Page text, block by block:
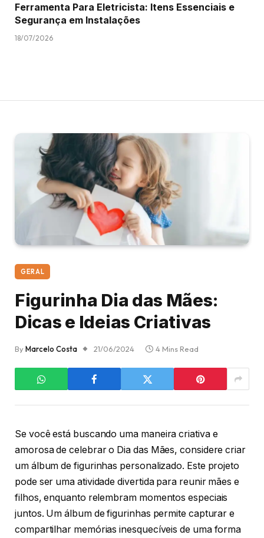
Ferramenta Para Eletricista: Itens Essenciais e
Segurança em Instalações
18/07/2026
GERAL
Figurinha Dia das Mães:
Dicas e Ideias Criativas
ByMarcelo Costa 21/06/2024 4 Mins Read
Se você está buscando uma maneira criativa e
amorosa de celebrar o Dia das Mães, considere criar
um álbum de figurinhas personalizado. Este projeto
pode ser uma atividade divertida para reunir mães e
filhos, enquanto relembram momentos especiais
juntos. Um álbum de figurinhas permite capturar e
compartilhar memórias inesquecíveis de uma forma